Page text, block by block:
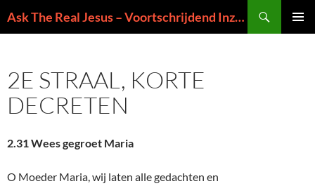
naar
Ask The Real Jesus – Voortschrijdend Inzicht in de Zin van het Leven
2E STRAAL, KORTE
DECRETEN
2.31 Wees gegroet Maria
O Moeder Maria, wij laten alle gedachten en